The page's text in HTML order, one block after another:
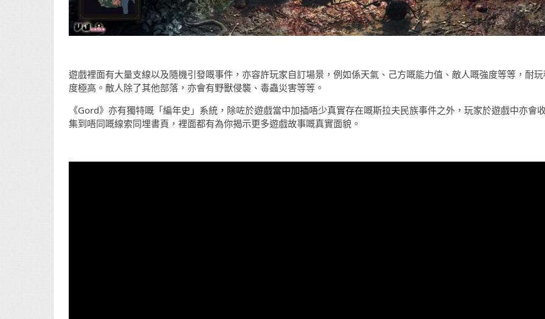
遊戲裡面有大量支線以及隨機引發嘅事件，亦容許玩家自訂場景，例如係天氣、己方嘅能力值、敵人嘅強度等等，耐
度極高。敵人除了其他部落，亦會有野獸侵襲、毒蟲災害等等。
《Gord》亦有獨特嘅「編年史」系統，除咗於遊戲當中加插唔少真實存在嘅斯拉夫民族事件之外，玩家於遊戲中亦會
集到唔同嘅線索同埋書頁，裡面都有為你揭示更多遊戲故事嘅真實面貌。